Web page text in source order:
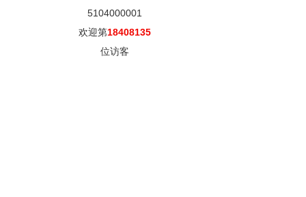
5104000001
欢迎第18408135
位访客